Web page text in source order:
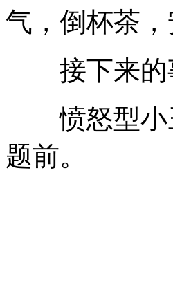
气，倒杯茶
接下来的
愤怒型小
题前。